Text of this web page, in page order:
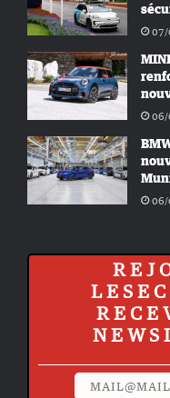
07/
06/
06/